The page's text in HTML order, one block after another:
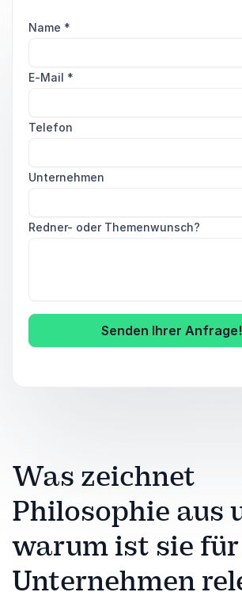
Name *
E-Mail *
Telefon
Unternehmen
Redner- oder Themenwunsch?
Senden Ihrer Anfrage!
Was zeichnet
Philosophie aus
warum ist sie
Unternehmen